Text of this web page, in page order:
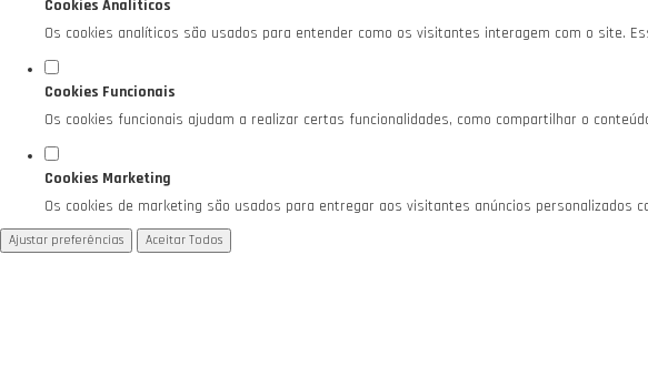
Cookies Analíticos
Os cookies analíticos são usados para entender como os visitantes interagem com o site.
Cookies Funcionais
Os cookies funcionais ajudam a realizar certas funcionalidades, como compartilhar o
Cookies Marketing
Os cookies de marketing são usados para entregar aos visitantes anúncios
Ajustar preferências Aceitar Todos